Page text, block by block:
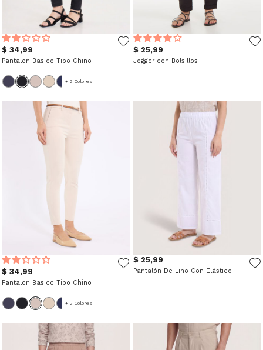
$ 34,99
Pantalon Basico Tipo Chino
+ 2 Colores
$ 25,99
Jogger con Bolsillos
$ 34,99
Pantalon Basico Tipo Chino
+ 2 Colores
$ 25,99
Pantalón De Lino Con Elástico